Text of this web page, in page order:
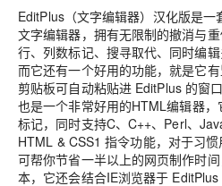
EditPlus（文字编辑器）汉化版是
文字编辑器，拥有无限制的撤消与
行、列数标记、搜寻取代、同时编辑
而它还有一个好用的功能，就是它
剪贴板可自动粘贴进 EditPlus 的窗
也是一个非常好用的HTML编辑器
标记，同时支持C、C++、Perl、
HTML & CSS1 指令功能，对于习
可帮你节省一半以上的网页制作时
本，它还会结合IE浏览器于